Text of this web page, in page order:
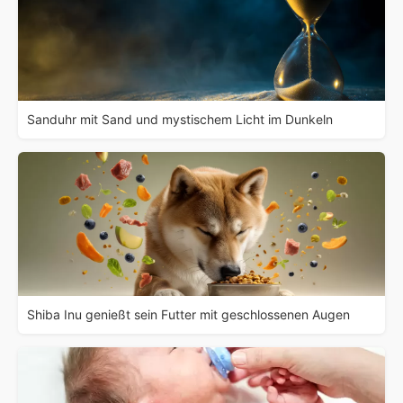
Sanduhr mit Sand und mystischem Licht im Dunkeln
Shiba Inu genießt sein Futter mit geschlossenen Augen